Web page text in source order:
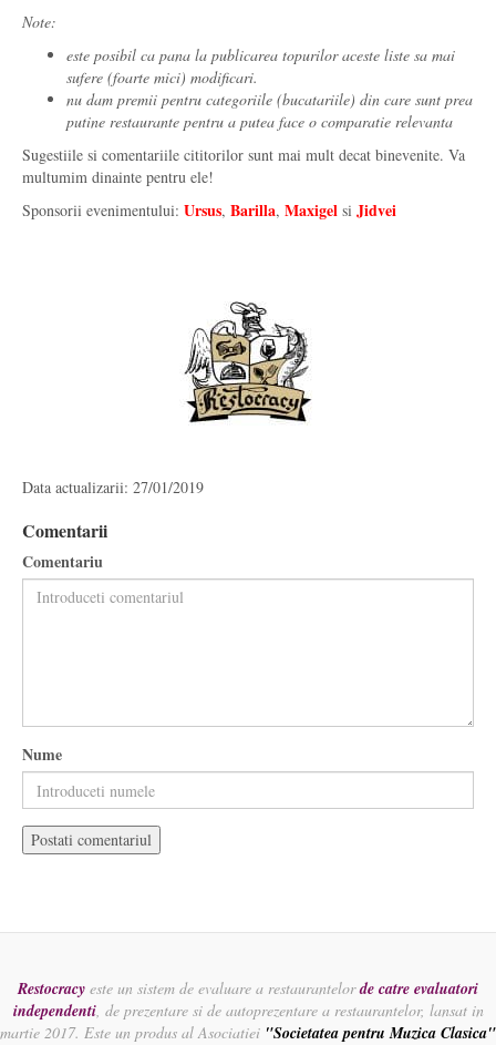
Note:
este posibil ca pana la publicarea topurilor aceste liste sa mai
sufere (foarte mici) modificari.
nu dam premii pentru categoriile (bucatariile) din care sunt prea
putine restaurante pentru a putea face o comparatie relevanta
Sugestiile si comentariile cititorilor sunt mai mult decat binevenite. Va
multumim dinainte pentru ele!
Sponsorii evenimentului: Ursus, Barilla, Maxigel si Jidvei
Data actualizarii: 27/01/2019
Comentarii
Comentariu
Nume
Restocracy este un sistem de evaluare a restaurantelorde catre evaluatori
independenti, de prezentare si de autoprezentare a restaurantelor, lansat in
martie 2017. Este un produs al Asociatiei "Societatea pentru Muzica Clasica"